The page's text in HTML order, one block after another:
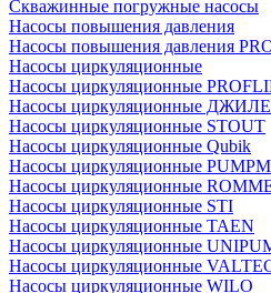
Скважинные погружные насосы
Насосы повышения давления
Насосы повышения давления
Насосы циркуляционные
Насосы циркуляционные
Насосы циркуляционные
Насосы циркуляционные STOUT
Насосы циркуляционные Qubik
Насосы циркуляционные
Насосы циркуляционные
Насосы циркуляционные STI
Насосы циркуляционные TAEN
Насосы циркуляционные
Насосы циркуляционные
Насосы циркуляционные WILO